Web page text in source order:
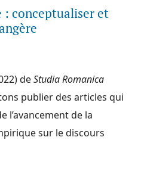
: conceptualiser et
deStudia Romanica
publier des articles qui
l’avancement de la
sur le discours